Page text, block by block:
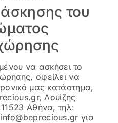
του
να ασκήσει το
οφείλει να
μας κατάστημα,
Λουίζης
Αθήνα, τηλ:
info@beprecious.gr για